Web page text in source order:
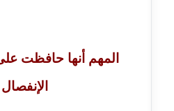
عاملة
مدونة آيه الغمري
المهم أنها حافظت